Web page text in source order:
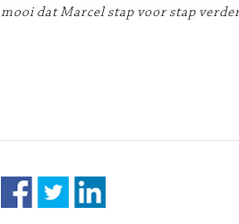
mooi dat Marcel stap voor stap